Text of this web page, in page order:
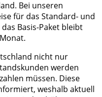
Bei unseren
für das Standard- und
Basis-Paket bleibt
nicht nur
werden
müssen. Diese
weshalb aktuell